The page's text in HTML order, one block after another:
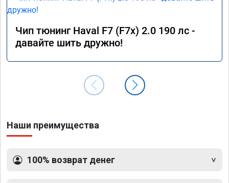
Чип тюнинг Haval F7 (F7x) 2.0 190 лс -
давайте шить дружно!
Наши преимущества
100% возврат денег